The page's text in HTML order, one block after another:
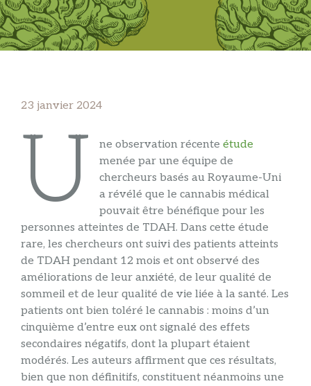
23 janvier 2024
U ne observation récenteétude
menée par une équipe de
chercheurs basés au Royaume-Uni
a révélé que le cannabis médical
pouvait être bénéfique pour les
personnes atteintes de TDAH. Dans cette étude
rare, les chercheurs ont suivi des patients atteints
de TDAH pendant 12 mois et ont observé des
améliorations de leur anxiété, de leur qualité de
sommeil et de leur qualité de vie liée à la santé. Les
patients ont bien toléré le cannabis : moins d’un
cinquième d’entre eux ont signalé des effets
secondaires négatifs, dont la plupart étaient
modérés. Les auteurs affirment que ces résultats,
bien que non définitifs, constituent néanmoins une